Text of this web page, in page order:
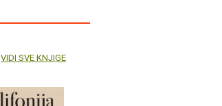
VIDI SVE KNJIGE